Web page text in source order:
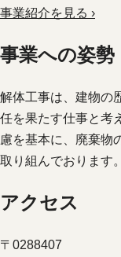
事業紹介を見る ›
事業への姿勢
解体工事は、建物の
任を果たす仕事と考
慮を基本に、廃棄物
取り組んでおります。
アクセス
〒0288407